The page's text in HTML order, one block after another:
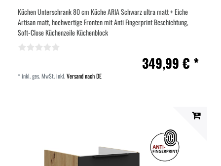
Küchen Unterschrank 80 cm Küche ARIA Schwarz ultra matt + Eiche
Artisan matt, hochwertige Fronten mit Anti Fingerprint Beschichtung,
Soft-Close Küchenzeile Küchenblock
349,99 € *
*inkl. ges. MwSt.inkl.Versand nach DE